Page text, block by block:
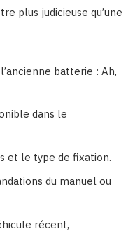
plus judicieuse qu’une
batterie : Ah,
dans le
et le type de fixation.
du manuel ou
récent,